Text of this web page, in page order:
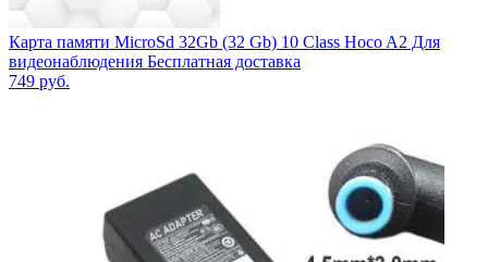
Карта памяти MicroSd 32Gb (32 Gb) 10 Class Hoco A2 Для
видеонаблюдения Бесплатная доставка
749 руб.